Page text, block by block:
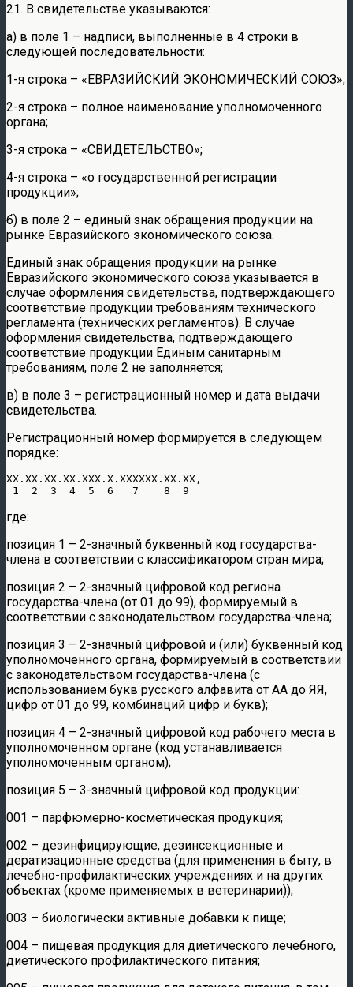
21. В свидетельстве указываются:
а) в поле 1 – надписи, выполненные в 4 строки в
следующей последовательности:
1-я строка – «ЕВРАЗИЙСКИЙ ЭКОНОМИЧЕСКИЙ СОЮЗ»;
2-я строка – полное наименование уполномоченного
органа;
3-я строка – «СВИДЕТЕЛЬСТВО»;
4-я строка – «о государственной регистрации
продукции»;
б) в поле 2 – единый знак обращения продукции на
рынке Евразийского экономического союза.
Единый знак обращения продукции на рынке
Евразийского экономического союза указывается в
случае оформления свидетельства, подтверждающего
соответствие продукции требованиям технического
регламента (технических регламентов). В случае
оформления свидетельства, подтверждающего
соответствие продукции Единым санитарным
требованиям, поле 2 не заполняется;
в) в поле 3 – регистрационный номер и дата выдачи
свидетельства.
Регистрационный номер формируется в следующем
порядке:
XX.XX.XX.XX.XXX.X.XXXXXX.XX.XX,
где:
позиция 1 – 2-значный буквенный код государства-
члена в соответствии с классификатором стран мира;
позиция 2 – 2-значный цифровой код региона
государства-члена (от 01 до 99), формируемый в
соответствии с законодательством государства-члена;
позиция 3 – 2-значный цифровой и (или) буквенный код
уполномоченного органа, формируемый в соответствии
с законодательством государства-члена (с
использованием букв русского алфавита от АА до ЯЯ,
цифр от 01 до 99, комбинаций цифр и букв);
позиция 4 – 2-значный цифровой код рабочего места в
уполномоченном органе (код устанавливается
уполномоченным органом);
позиция 5 – 3-значный цифровой код продукции:
001 – парфюмерно-косметическая продукция;
002 – дезинфицирующие, дезинсекционные и
дератизационные средства (для применения в быту, в
лечебно-профилактических учреждениях и на других
объектах (кроме применяемых в ветеринарии));
003 – биологически активные добавки к пище;
004 – пищевая продукция для диетического лечебного,
диетического профилактического питания;